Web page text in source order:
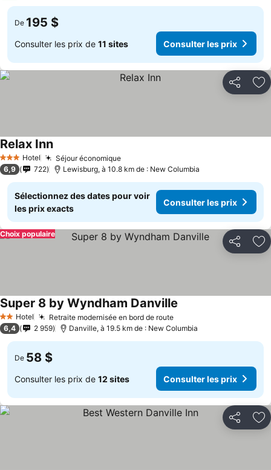
De 195 $
Consulter les prix de 11 sites Consulter les prix
Partager
3 ÉtoilesHotel Séjour économique
Relax Inn
6,9 722 Lewisburg, à 10.8 km de : New Columbia
Sélectionnez des dates pour voir
les prix exacts
Consulter les prix
Partager
Choix populaire
2 Étoiles
Hotel Retraite modernisée en bord de route
Super 8 by Wyndham Danville
6,4 2 959 Danville, à 19.5 km de : New Columbia
De 58 $
Consulter les prix de 12 sites Consulter les prix
Partager